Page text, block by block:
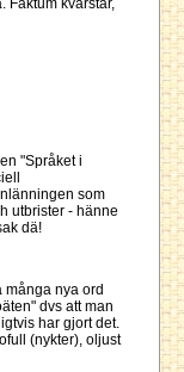
Faktum kvarstår,
"Språket i
som
utbrister - hänne
dä!
många nya ord
dvs att man
har gjort det.
(nykter), oljust